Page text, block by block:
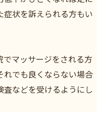
状を訴えられる方もい
マッサージをされる方
れでも良くならない場合
などを受けるようにし